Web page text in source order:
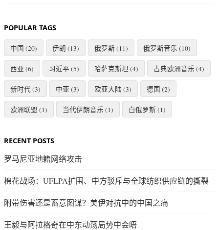
POPULAR TAGS
中国 (20) 伊朗 (13) 俄罗斯 (11) 俄罗斯音乐 (10)
西亚 (6) 习近平 (5) 哈萨克斯坦 (4) 古典欧洲音乐 (4)
新时代 (3) 中亚 (3) 欧亚大陆 (3) 德国 (2)
欧洲联盟 (1) 当代伊朗音乐 (1) 白俄罗斯 (1)
RECENT POSTS
罗马尼亚地籍网络攻击
棉花战场：UFLPA扩围、中方驳斥与全球纺织供应链的撕裂
附带伤害还是蓄意图谋？美伊对抗中的中国之痛
王毅与阿拉格奇在中东动荡局势中会晤